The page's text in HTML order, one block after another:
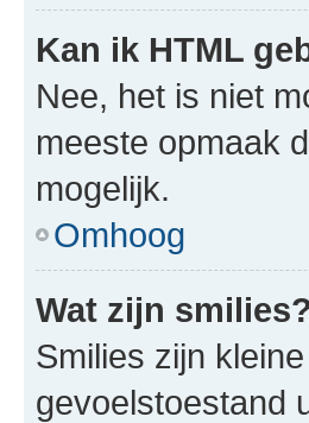
Kan ik HTML
Nee, het is niet
meeste opmaak
mogelijk.
Omhoog
Wat zijn smilies?
Smilies zijn
gevoelstoestand